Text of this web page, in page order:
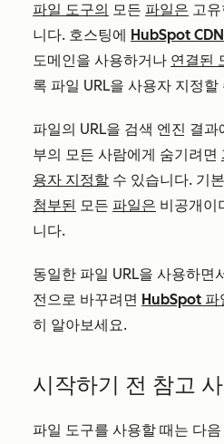
파일 도구의 모든 파일은 고
니다. 호스팅에 HubSpot
도메인을 사용하거나 연결된
록 파일 URL을 사용자 지정할
파일의 URL을 검색 엔진 결
부의 모든 사람에게 숨기려면
용자 지정할 수 있습니다. 기
첨부된 모든 파일은 비공개이
니다.
동일한 파일 URL을 사용하면
전으로 바꾸려면 HubSpot 파
히 알아보세요.
시작하기 전 참고
파일 도구를 사용할 때는 다